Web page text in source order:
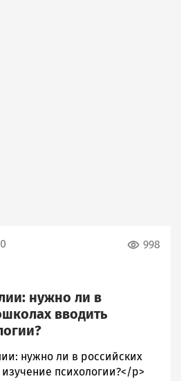
998
нужно ли в
вводить
нужно ли в российских
психологии?</p>